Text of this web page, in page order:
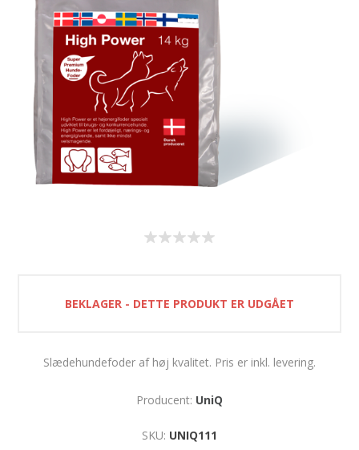
BEKLAGER - DETTE PRODUKT ER UDGÅET
Slædehundefoder af høj kvalitet. Pris er inkl. levering.
Producent: UniQ
SKU: UNIQ111